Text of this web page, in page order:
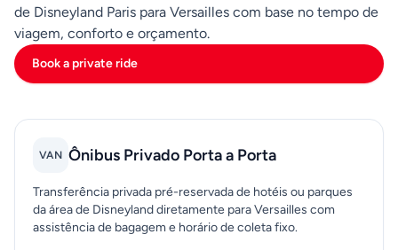
de Disneyland Paris para Versailles com base no tempo de
viagem, conforto e orçamento.
Book a private ride
VAN Ônibus Privado Porta a Porta
Transferência privada pré-reservada de hotéis ou parques
da área de Disneyland diretamente para Versailles com
assistência de bagagem e horário de coleta fixo.